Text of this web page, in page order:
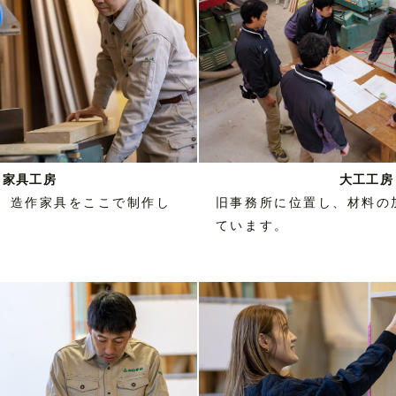
家具工房
造作家具をここで制作し
大工工房
旧事務所に位置し、材料
ています。